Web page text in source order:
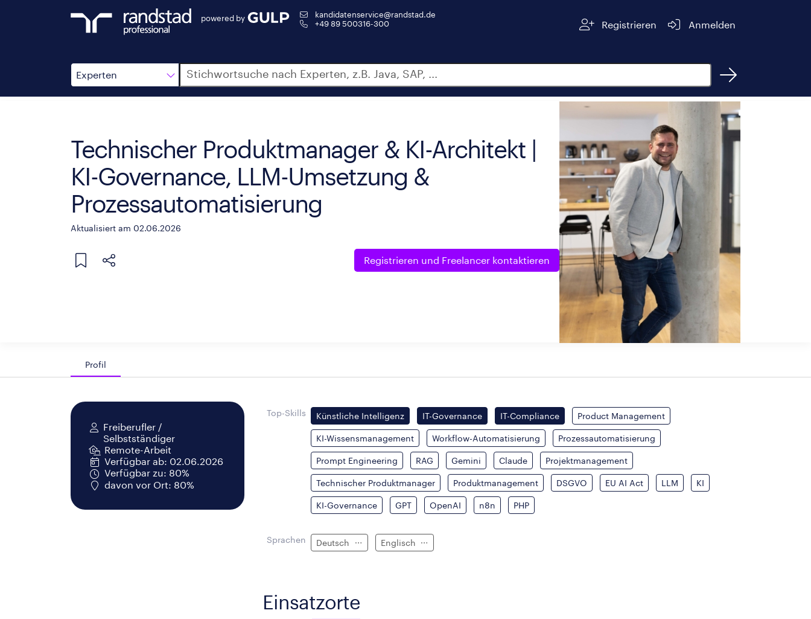
powered by
kandidatenservice@randstad.de
+49 89 500316-300
Registrieren Anmelden
Experten
Suche
Technischer Produktmanager & KI-Architekt |
KI-Governance, LLM-Umsetzung &
Prozessautomatisierung
Aktualisiert am 02.06.2026
Registrieren und Freelancer kontaktieren
Profil
Freiberufler /
Selbstständiger
Remote-Arbeit
Verfügbar ab: 02.06.2026
Verfügbar zu: 80%
davon vor Ort: 80%
Top-Skills Künstliche Intelligenz IT-Governance IT-Compliance Product Management
KI-Wissensmanagement Workflow-Automatisierung Prozessautomatisierung
Prompt Engineering RAG Gemini Claude Projektmanagement
Technischer Produktmanager Produktmanagement DSGVO EU AI Act LLM KI
KI-Governance GPT OpenAI n8n PHP
Sprachen Deutsch Englisch
Einsatzorte